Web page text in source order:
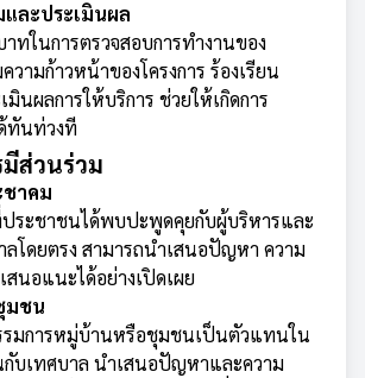
ละประเมินผล
ทในการตรวจสอบการทำงานของ
วามก้าวหน้าของโครงการ ร้องเรียน
นผลการให้บริการ ช่วยให้เกิดการ
ทันท่วงที
ส่วนร่วม
ชาคม
ระชาชนได้พบปะพูดคุยกับผู้บริหารและ
ลโดยตรง สามารถนำเสนอปัญหา ความ
สนอแนะได้อย่างเปิดเผย
มชน
รมการหมู่บ้านหรือชุมชนเป็นตัวแทนใน
กับเทศบาล นำเสนอปัญหาและความ